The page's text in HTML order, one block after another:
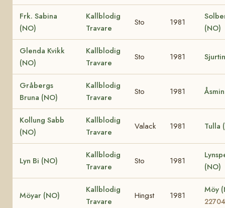
Frk. Sabina
(NO)
Kallblodig
Travare
Sto 1981
(NO)
Glenda Kvikk
(NO)
Kallblodig
Travare
Sto 1981
Gråbergs
Bruna (NO)
Kallblodig
Travare
Sto 1981
Kollung Sabb
(NO)
Kallblodig
Travare
Valack 1981 Tulla
Lyn Bi (NO)
Kallblodig
Travare
Sto 1981
(NO)
Möyar (NO)
Kallblodig
Travare
Hingst 1981
Möy
22704